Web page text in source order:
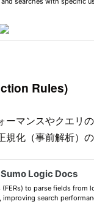
Rules)
ーマンスやクエリ
規化（事前解析）